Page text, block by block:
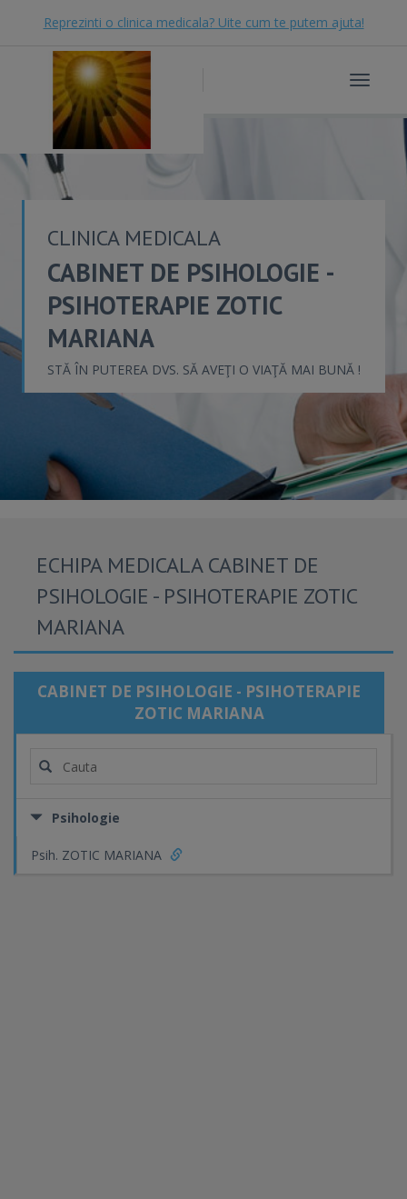
Reprezinti o clinica medicala? Uite cum te putem ajuta!
Toggle
CLINICA MEDICALA
CABINET DE PSIHOLOGIE -
PSIHOTERAPIE ZOTIC
MARIANA
STĂ ÎN PUTEREA DVS. SĂ AVEŢI O VIAŢĂ MAI BUNĂ !
ECHIPA MEDICALA CABINET DE
PSIHOLOGIE - PSIHOTERAPIE ZOTIC
MARIANA
CABINET DE PSIHOLOGIE - PSIHOTERAPIE
ZOTIC MARIANA
Psihologie
Psih. ZOTIC MARIANA